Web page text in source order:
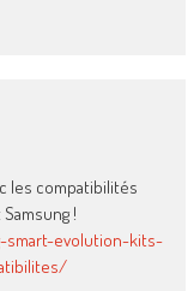
les compatibilités
!
smart-evolution-kits-